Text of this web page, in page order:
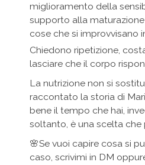
miglioramento della
supporto alla
cose che si improvvisano
Chiedono ripetizione,
lasciare che il corpo
La nutrizione non si
raccontato la storia di
bene il tempo che hai,
soltanto, è una scelta che
🌸Se vuoi capire cosa si
caso, scrivimi in DM